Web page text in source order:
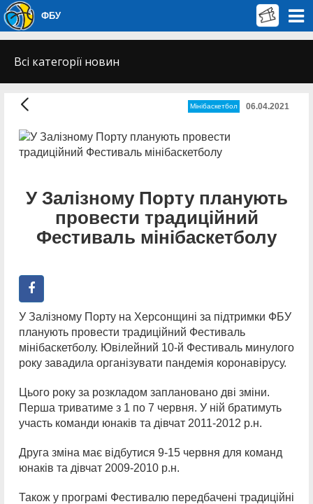
ФБУ
Всі категорії новин
Мінібаскетбол 06.04.2021
У Залізному Порту планують
провести традиційний
Фестиваль мінібаскетболу
У Залізному Порту на Херсонщині за підтримки ФБУ
планують провести традиційний Фестиваль
мінібаскетболу. Ювілейний 10-й Фестиваль минулого
року завадила організувати пандемія коронавірусу.
Цього року за розкладом заплановано дві зміни.
Перша триватиме з 1 по 7 червня. У ній братимуть
участь команди юнаків та дівчат 2011-2012 р.н.
Друга зміна має відбутися 9-15 червня для команд
юнаків та дівчат 2009-2010 р.н.
Також у програмі Фестивалю передбачені традиційні